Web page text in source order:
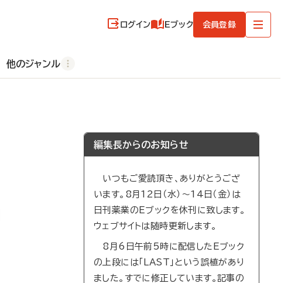
ログイン Eブック 会員登録
他のジャンル
編集長からのお知らせ
いつもご愛読頂き、ありがとうござ
います。8月12日（水）～14日（金）は
日刊薬業のEブックを休刊に致します。
ウェブサイトは随時更新します。
8月6日午前5時に配信したEブック
の上段には「LAST」という誤植があり
ました。すでに修正しています。記事の